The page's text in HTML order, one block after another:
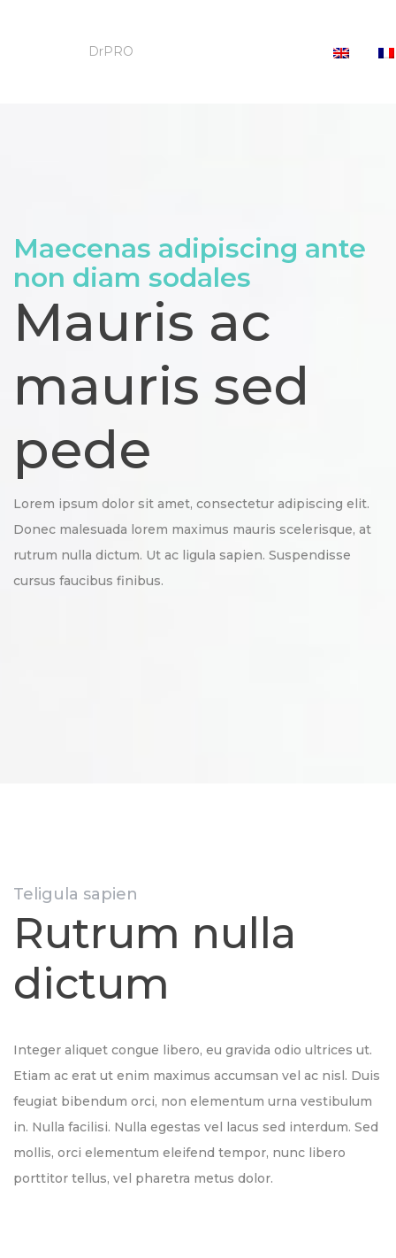
DrPRO
Maecenas adipiscing ante
non diam sodales
Mauris ac
mauris sed
pede
Lorem ipsum dolor sit amet, consectetur adipiscing elit.
Donec malesuada lorem maximus mauris scelerisque, at
rutrum nulla dictum. Ut ac ligula sapien. Suspendisse
cursus faucibus finibus.
Teligula sapien
Rutrum nulla
dictum
Integer aliquet congue libero, eu gravida odio ultrices ut.
Etiam ac erat ut enim maximus accumsan vel ac nisl. Duis
feugiat bibendum orci, non elementum urna vestibulum
in. Nulla facilisi. Nulla egestas vel lacus sed interdum. Sed
mollis, orci elementum eleifend tempor, nunc libero
porttitor tellus, vel pharetra metus dolor.